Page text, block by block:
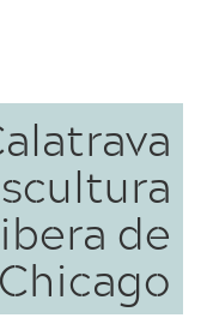
de
Chicago